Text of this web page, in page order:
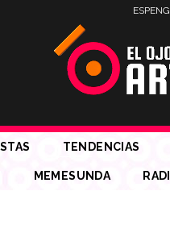
ESPENG
TENDENCIAS
MEMESUNDA